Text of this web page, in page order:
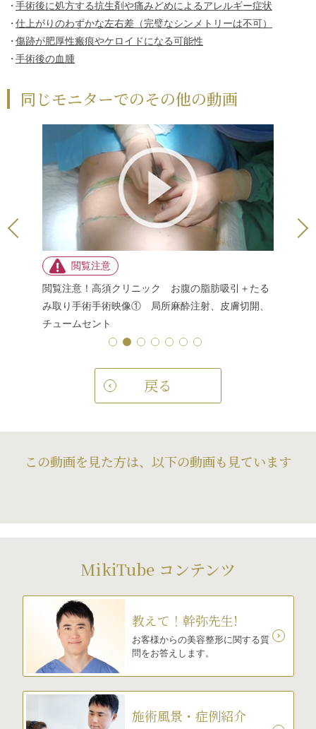
手術後に処方する抗生剤や痛みどめによるアレルギー症状
仕上がりのわずかな左右差（完璧なシンメトリーは不可）
傷跡が肥厚性瘢痕やケロイドになる可能性
手術後の血腫
同じモニターでのその他の動画
閲覧注意！高須クリニック お腹の脂肪吸引＋たる
み取り手術手術映像③ 皮膚切除、止血 腹部リダ
クション手術 美容整形外科動画
戻る
この動画を見た方は、以下の動画も見ています
MikiTube コンテンツ
教えて！幹弥先生!
お客様からの美容整形に関する質
問をお答えします。
施術風景・症例紹介